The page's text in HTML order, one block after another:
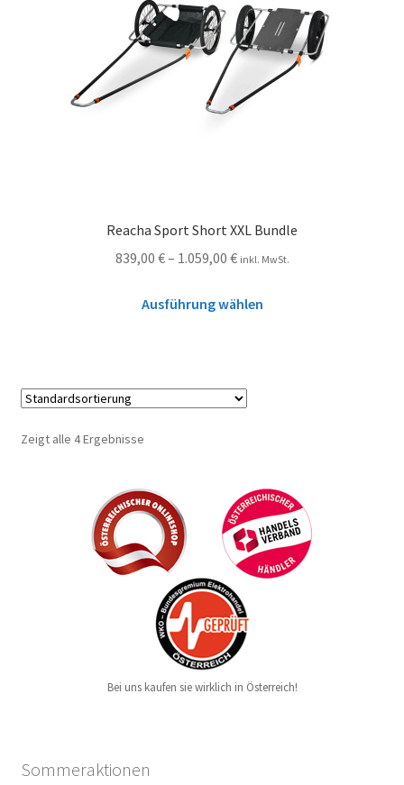
Reacha Sport Short XXL Bundle
839,00 €– 1.059,00 € inkl. MwSt.
Ausführung wählen
Zeigt alle 4 Ergebnisse
Bei uns kaufen sie wirklich in Österreich!
Sommeraktionen